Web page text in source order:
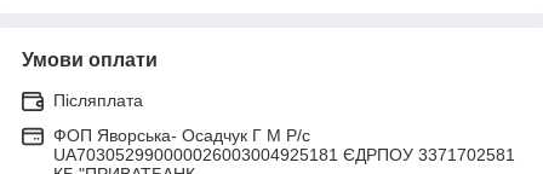
Умови оплати
Післяплата
ФОП Яворська- Осадчук Г М Р/c
UA703052990000026003004925181 ЄДРПОУ 3371702581